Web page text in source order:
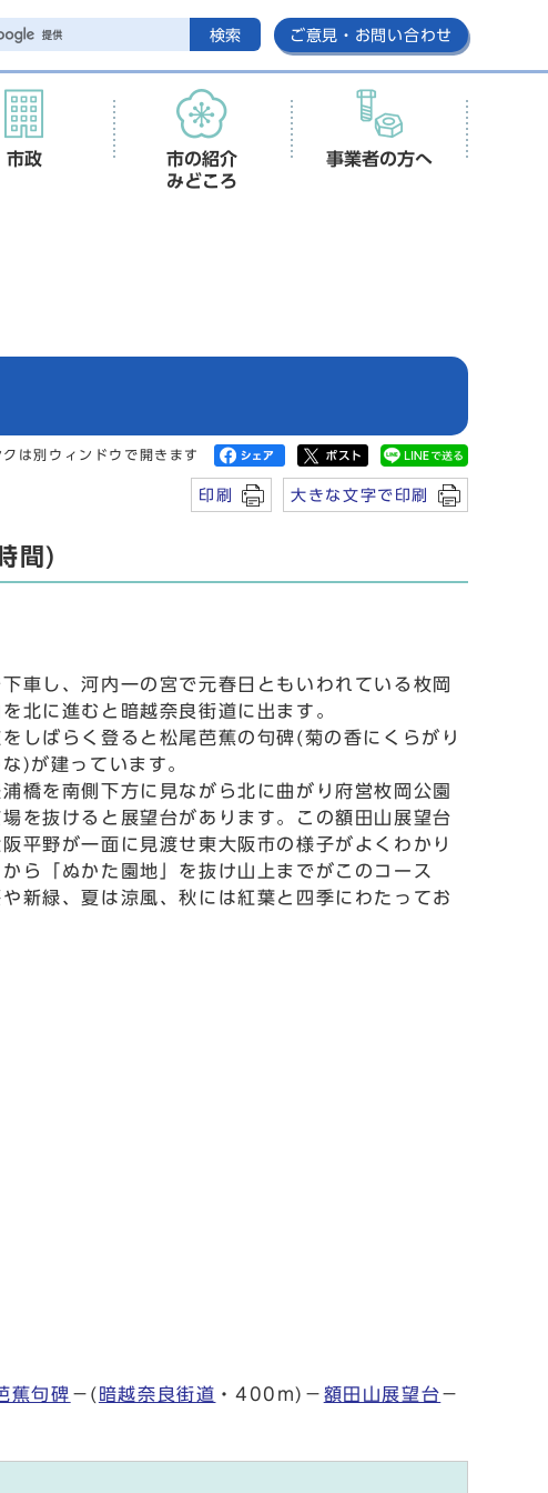
検索 ご意見・お問い合わせ
市政
市の紹介
みどころ
事業者の方へ
は別ウィンドウで開きます
印刷 大きな文字で印刷
間)
車し、河内一の宮で元春日ともいわれている枚岡
北に進むと暗越奈良街道に出ます。
しばらく登ると松尾芭蕉の句碑(菊の香にくらがり
)が建っています。
橋を南側下方に見ながら北に曲がり府営枚岡公園
を抜けると展望台があります。この額田山展望台
平野が一面に見渡せ東大阪市の様子がよくわかり
ら「ぬかた園地」を抜け山上までがこのコース
新緑、夏は涼風、秋には紅葉と四季にわたってお
蕉句碑 －( 暗越奈良街道 ・400m)－ 額田山展望台－